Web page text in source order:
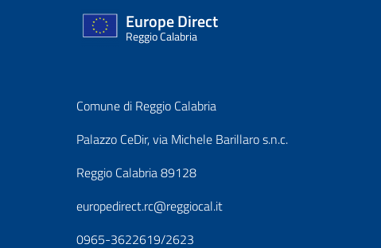
Europe Direct
Reggio Calabria
Comune di Reggio Calabria
Palazzo CeDir, via Michele Barillaro s.n.c.
Reggio Calabria 89128
europedirect.rc@reggiocal.it
0965-3622619/2623